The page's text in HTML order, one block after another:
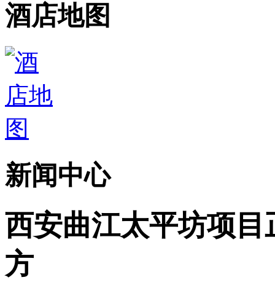
酒店地图
新闻中心
西安曲江太平坊项目
方